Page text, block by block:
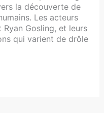
la découverte de
Les acteurs
Gosling, et leurs
qui varient de drôle